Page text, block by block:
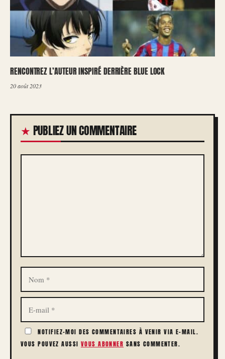
RENCONTREZ L’AUTEUR INSPIRÉ DERRIÈRE BLUE LOCK
20 août 2023
PUBLIEZ UN COMMENTAIRE
COMMENTAIRE
NOM
E-
MAIL
NOTIFIEZ-MOI DES COMMENTAIRES À VENIR VIA E-MAIL.
VOUS POUVEZ AUSSI VOUS ABONNER SANS COMMENTER.